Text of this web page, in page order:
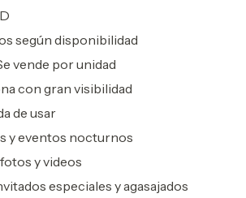
según disponibilidad
vende por unidad
con gran visibilidad
de usar
y eventos nocturnos
y videos
especiales y agasajados